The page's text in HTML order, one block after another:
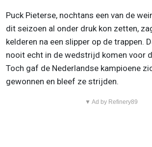
Puck Pieterse, nochtans een van de
dit seizoen al onder druk kon zetten,
kelderen na een slipper op de trappen.
nooit echt in de wedstrijd komen voor
Toch gaf de Nederlandse kampioene
gewonnen en bleef ze strijden.
▼ Ad by Refinery89